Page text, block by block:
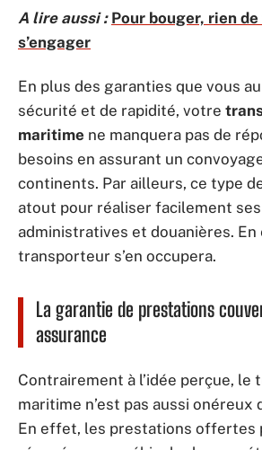
A lire aussi : Pour bouger, rien
s’engager
En plus des garanties que vous
sécurité et de rapidité, votre
maritime ne manquera pas de
besoins en assurant un
continents. Par ailleurs, ce type
atout pour réaliser facilement
administratives et douanières.
transporteur s’en occupera.
La garantie de prestations
assurance
Contrairement à l’idée perçue, le
maritime n’est pas aussi onéreux
En effet, les prestations offertes